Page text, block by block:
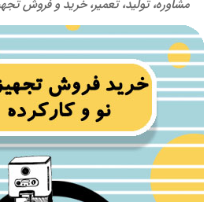
مشاوره، تولید، تعمیر، خرید و فروش